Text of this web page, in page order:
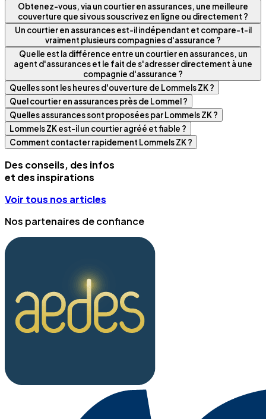
Obtenez-vous, via un courtier en assurances, une meilleure
couverture que si vous souscrivez en ligne ou directement ?
Un courtier en assurances est-il indépendant et compare-t-il
vraiment plusieurs compagnies d'assurance ?
Quelle est la différence entre un courtier en assurances, un
agent d'assurances et le fait de s'adresser directement à une
compagnie d'assurance ?
Quelles sont les heures d'ouverture de Lommels ZK ?
Quel courtier en assurances près de Lommel ?
Quelles assurances sont proposées par Lommels ZK ?
Lommels ZK est-il un courtier agréé et fiable ?
Comment contacter rapidement Lommels ZK ?
Des conseils, des infos
et des inspirations
Voir tous nos articles
Nos partenaires de confiance